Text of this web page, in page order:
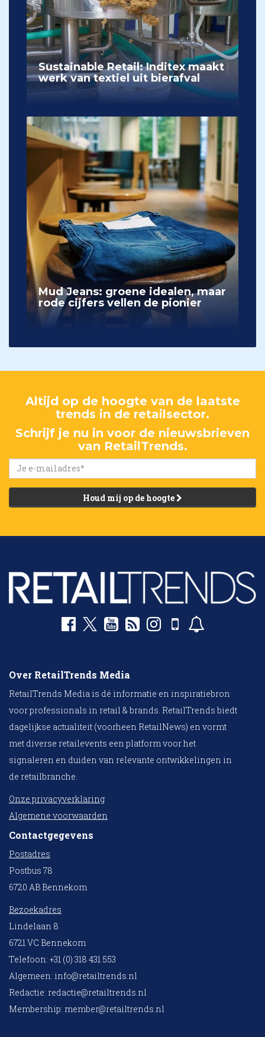
Sustainable Retail: Inditex maakt
werk van textiel uit bierafval
Mud Jeans: groene idealen, maar
rode cijfers vellen de pionier
Altijd op de hoogte van de laatste
trends in de retailsector.
Schrijf je nu in voor de nieuwsbrieven
van RetailTrends.
Houd mij op de hoogte
Over RetailTrends Media
RetailTrends Media is dé informatie en inspiratiebron
voor professionals in retail & brands. RetailTrends biedt
dagelijkse actualiteit (voorheen RetailNews) en vormt
met diverse retailevents een platform voor het
signaleren en duiden van relevante ontwikkelingen in
de retailbranche.
Onze privacyverklaring
Algemene voorwaarden
Contactgegevens
Postadres
Postbus 78
6720 AB Bennekom
Bezoekadres
Lindelaan 8
6721 VC Bennekom
Telefoon: +31 (0) 318 431 553
Algemeen: info@retailtrends.nl
Redactie: redactie@retailtrends.nl
Membership: member@retailtrends.nl